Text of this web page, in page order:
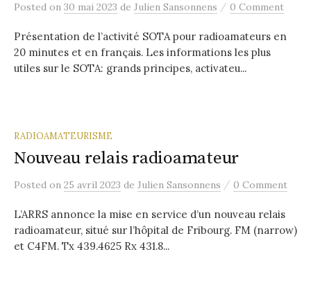
Posted on 30 mai 2023 de Julien Sansonnens / 0 Comment
Présentation de l’activité SOTA pour radioamateurs en
20 minutes et en français. Les informations les plus
utiles sur le SOTA: grands principes, activateu...
RADIOAMATEURISME
Nouveau relais radioamateur
Posted on 25 avril 2023 de Julien Sansonnens / 0 Comment
L’ARRS annonce la mise en service d’un nouveau relais
radioamateur, situé sur l’hôpital de Fribourg. FM (narrow)
et C4FM. Tx 439.4625 Rx 431.8...